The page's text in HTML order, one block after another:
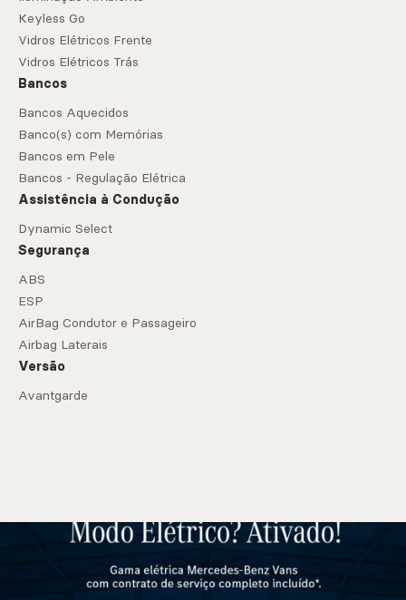
Keyless Go
Vidros Elétricos Frente
Vidros Elétricos Trás
Bancos
Bancos Aquecidos
Banco(s) com Memórias
Bancos em Pele
Bancos - Regulação Elétrica
Assistência à Condução
Dynamic Select
Segurança
ABS
ESP
AirBag Condutor e Passageiro
Airbag Laterais
Versão
Avantgarde